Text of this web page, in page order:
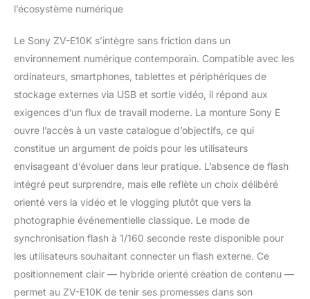
de garder facilement le
contrôle à tout
moment. UN RENDU
PROFESSIONNEL
SANS RETOUCHE
Mettez en valeur vos
contenus directement
depuis votre caméra
grâce aux styles
créatifs et aux profils
d'image pour les
photos et les vidéos.
Que vous recherchiez
des teintes
des couleurs vives ou
une base neutre pour
un traitement ultérieur,
l’écosystème numérique
Le Sony ZV-E10K s’intègre sans friction dans un
environnement numérique contemporain. Compatible avec les
ordinateurs, smartphones, tablettes et périphériques de
stockage externes via USB et sortie vidéo, il répond aux
exigences d’un flux de travail moderne. La monture Sony E
ouvre l’accès à un vaste catalogue d’objectifs, ce qui
constitue un argument de poids pour les utilisateurs
envisageant d’évoluer dans leur pratique. L’absence de flash
intégré peut surprendre, mais elle reflète un choix délibéré
orienté vers la vidéo et le vlogging plutôt que vers la
photographie événementielle classique. Le mode de
synchronisation flash à 1/160 seconde reste disponible pour
les utilisateurs souhaitant connecter un flash externe. Ce
positionnement clair — hybride orienté création de contenu —
permet au ZV-E10K de tenir ses promesses dans son